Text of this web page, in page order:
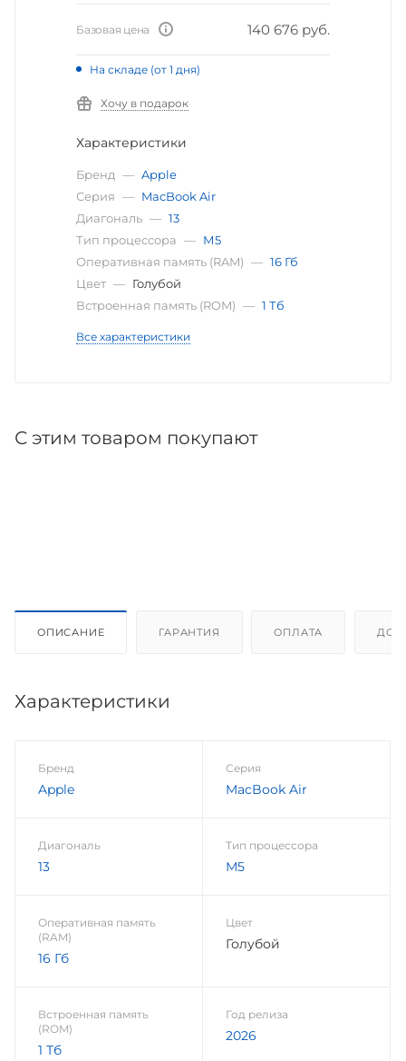
Базовая цена 140 676 руб.
На складе (от 1 дня)
Хочу в подарок
Характеристики
Бренд — Apple
Серия — MacBook Air
Диагональ — 13
Тип процессора — М5
Оперативная память (RAM) — 16 Гб
Цвет — Голубой
Встроенная память (ROM) — 1 Тб
Все характеристики
С этим товаром покупают
ОПИСАНИЕ ГАРАНТИЯ ОПЛАТА
Характеристики
Бренд
Apple
Серия
MacBook Air
Диагональ
13
Тип процессора
М5
Оперативная память
(RAM)
16 Гб
Цвет
Голубой
Встроенная память
(ROM)
1 Тб
Год релиза
2026